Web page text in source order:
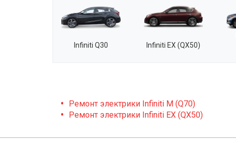
Infiniti Q30 Infiniti EX (QX50)
Ремонт электрики Infiniti M (Q70)
Ремонт электрики Infiniti EX (QX50)